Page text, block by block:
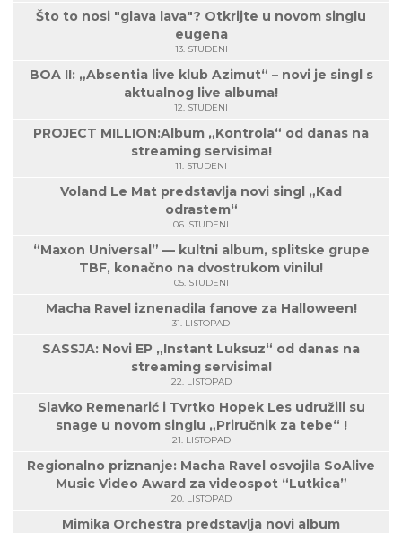
Što to nosi "glava lava"? Otkrijte u novom singlu
eugena
13. STUDENI
BOA II: „Absentia live klub Azimut“ – novi je singl s
aktualnog live albuma!
12. STUDENI
PROJECT MILLION:Album „Kontrola“ od danas na
streaming servisima!
11. STUDENI
Voland Le Mat predstavlja novi singl „Kad
odrastem“
06. STUDENI
“Maxon Universal” — kultni album, splitske grupe
TBF, konačno na dvostrukom vinilu!
05. STUDENI
Macha Ravel iznenadila fanove za Halloween!
31. LISTOPAD
SASSJA: Novi EP „Instant Luksuz“ od danas na
streaming servisima!
22. LISTOPAD
Slavko Remenarić i Tvrtko Hopek Les udružili su
snage u novom singlu „Priručnik za tebe“ !
21. LISTOPAD
Regionalno priznanje: Macha Ravel osvojila SoAlive
Music Video Award za videospot “Lutkica”
20. LISTOPAD
Mimika Orchestra predstavlja novi album